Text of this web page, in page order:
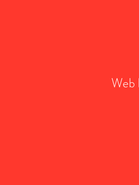
Web